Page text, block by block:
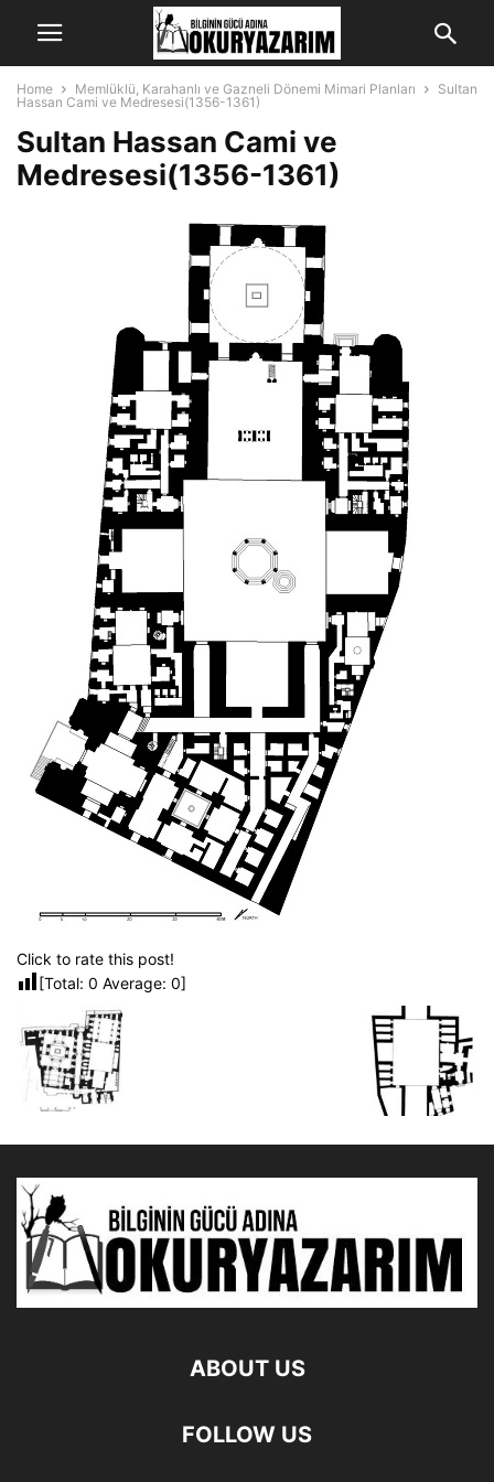
Home Memlüklü, Karahanlı ve Gazneli Dönemi Mimari Planları
Sultan
Hassan Cami ve Medresesi(1356-1361)
Sultan Hassan Cami ve
Medresesi(1356-1361)
Click to rate this post!
[Total: 0 Average: 0]
ABOUT US
FOLLOW US